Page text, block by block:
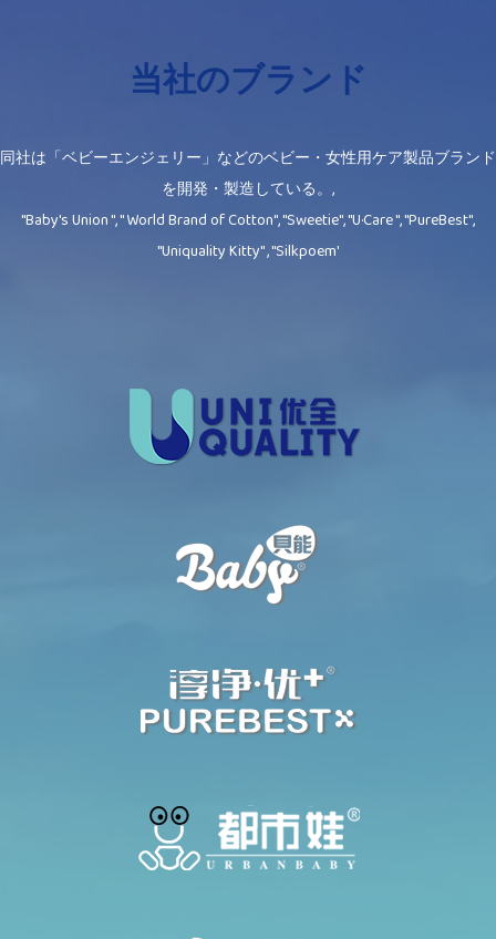
当社のブランド
同社は「ベビーエンジェリー」などのベビー・女性用ケア製品ブランド
を開発・製造している。,
"Baby's Union ", " World Brand of Cotton", "Sweetie", "U·Care ", "PureBest",
"Uniquality Kitty" , "Silkpoem'